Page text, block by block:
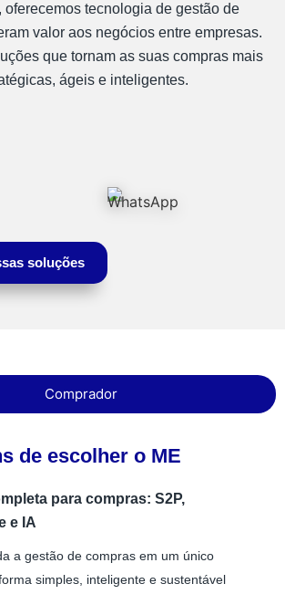
oferecemos tecnologia de gestão de
valor aos negócios entre empresas.
que tornam as suas compras mais
ágeis e inteligentes.
soluções
Comprador
de escolher o ME
para compras: S2P,
e IA
a gestão de compras em um único
simples, inteligente e sustentável